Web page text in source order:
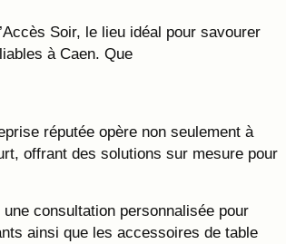
Soir, le lieu idéal pour savourer
à Caen. Que
réputée opère non seulement à
offrant des solutions sur mesure pour
consultation personnalisée pour
ainsi que les accessoires de table